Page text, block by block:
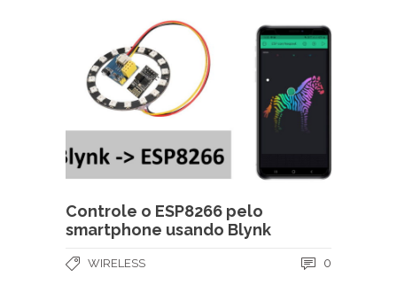
Controle o ESP8266 pelo
smartphone usando Blynk
WIRELESS 0